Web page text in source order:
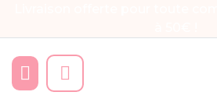
 